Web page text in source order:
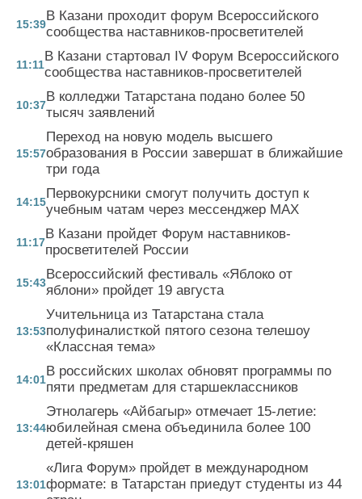
15:39
В Казани проходит форум Всероссийского
сообщества наставников-просветителей
11:11
В Казани стартовал IV Форум Всероссийского
сообщества наставников-просветителей
10:37
В колледжи Татарстана подано более 50
тысяч заявлений
15:57
Переход на новую модель высшего
образования в России завершат в ближайшие
три года
14:15
Первокурсники смогут получить доступ к
учебным чатам через мессенджер MAX
11:17
В Казани пройдет Форум наставников-
просветителей России
15:43
Всероссийский фестиваль «Яблоко от
яблони» пройдет 19 августа
13:53
Учительница из Татарстана стала
полуфиналисткой пятого сезона телешоу
«Классная тема»
14:01
В российских школах обновят программы по
пяти предметам для старшеклассников
13:44
Этнолагерь «Айбагыр» отмечает 15-летие:
юбилейная смена объединила более 100
детей-кряшен
13:01
«Лига Форум» пройдет в международном
формате: в Татарстан приедут студенты из 44